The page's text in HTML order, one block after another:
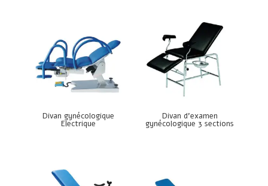
Divan gynécologique
Electrique
Divan d’examen
gynécologique 3 sections